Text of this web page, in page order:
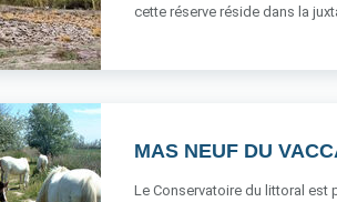
cette réserve réside dans la
MAS NEUF DU
Le Conservatoire du littoral est